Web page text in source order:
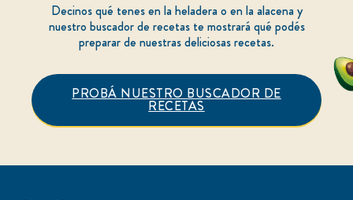
Decinos qué tenes en la heladera o en la alacena y
nuestro buscador de recetas te mostrará qué podés
preparar de nuestras deliciosas recetas.
PROBÁ NUESTRO BUSCADOR DE
RECETAS